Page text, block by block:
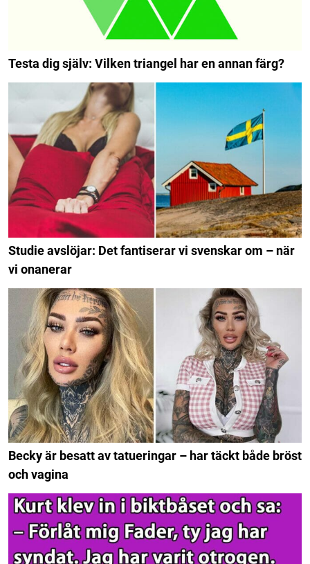
Testa dig själv: Vilken triangel har en annan färg?
Studie avslöjar: Det fantiserar vi svenskar om – när
vi onanerar
Becky är besatt av tatueringar – har täckt både bröst
och vagina